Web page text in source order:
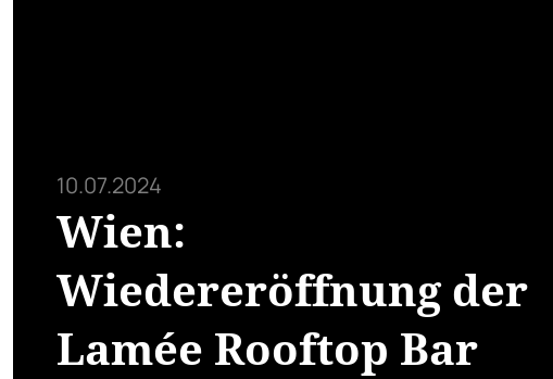
10.07.2024
Wien:
Wiedereröffnung der
Lamée Rooftop Bar